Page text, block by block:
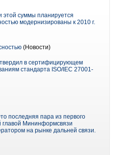
этой суммы планируется
модернизированы к 2010 г.
(Новости)
в сертифицирующем
стандарта ISO/IEC 27001-
последняя пара из первого
главой Мининформсвязи
на рынке дальней связи.